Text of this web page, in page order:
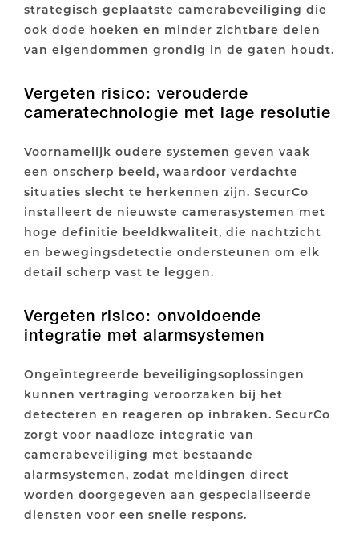
strategisch geplaatste camerabeveiliging die
ook dode hoeken en minder zichtbare delen
van eigendommen grondig in de gaten houdt.
Vergeten risico: verouderde
cameratechnologie met lage resolutie
Voornamelijk oudere systemen geven vaak
een onscherp beeld, waardoor verdachte
situaties slecht te herkennen zijn. SecurCo
installeert de nieuwste camerasystemen met
hoge definitie beeldkwaliteit, die nachtzicht
en bewegingsdetectie ondersteunen om elk
detail scherp vast te leggen.
Vergeten risico: onvoldoende
integratie met alarmsystemen
Ongeïntegreerde beveiligingsoplossingen
kunnen vertraging veroorzaken bij het
detecteren en reageren op inbraken. SecurCo
zorgt voor naadloze integratie van
camerabeveiliging met bestaande
alarmsystemen, zodat meldingen direct
worden doorgegeven aan gespecialiseerde
diensten voor een snelle respons.